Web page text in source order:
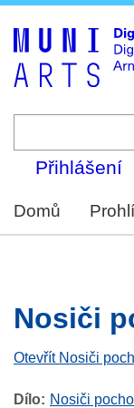
Přihlášení
Domů
Nosiči
Otevřít Nosiči
Dílo
Nosiči